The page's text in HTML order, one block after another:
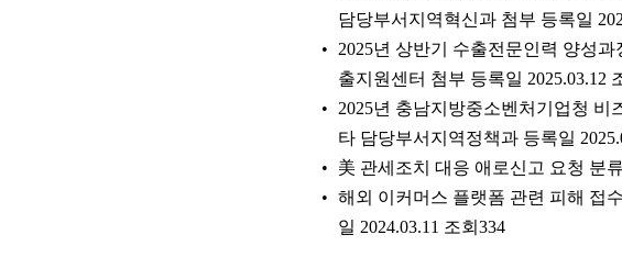
담당부서지역혁신과 첨부 등록일
2025년 상반기 수출전문인력 양성
출지원센터 첨부 등록일 2025.03.12
2025년 충남지방중소벤처기업청 비
타 담당부서지역정책과 등록일
美 관세조치 대응 애로신고 요청 분
해외 이커머스 플랫폼 관련 피해 접
일 2024.03.11 조회334